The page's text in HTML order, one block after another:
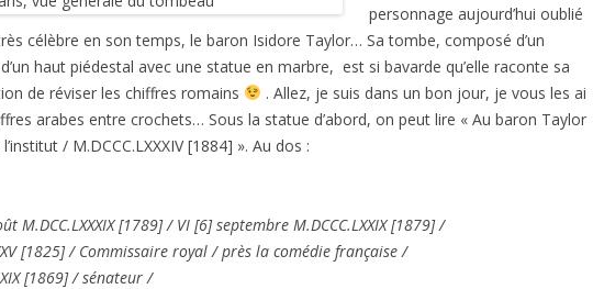
personnage aujourd’hui oublié
célèbre en son temps, le baron Isidore Taylor… Sa tombe, composé d’un
haut piédestal avec une statue en marbre, est si bavarde qu’elle raconte sa
de réviser les chiffres romains
. Allez, je suis dans un bon jour, je vous les ai
arabes entre crochets… Sous la statue d’abord, on peut lire « Au baron Taylor
/ M.DCCC.LXXXIV [1884] ». Au dos :
M.DCC.LXXXIX [1789] / VI [6] septembre M.DCCC.LXXIX [1879] /
[1825] / Commissaire royal / près la comédie française /
[1869] / sénateur /